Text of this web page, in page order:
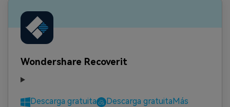
Wondershare Recoverit
Descarga gratuita Descarga gratuita Más